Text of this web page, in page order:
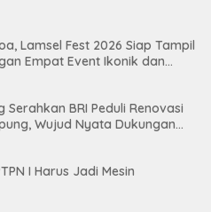
Lamsel Fest 2026 Siap Tampil
Empat Event Ikonik dan
Serahkan BRI Peduli Renovasi
Wujud Nyata Dukungan
I Harus Jadi Mesin